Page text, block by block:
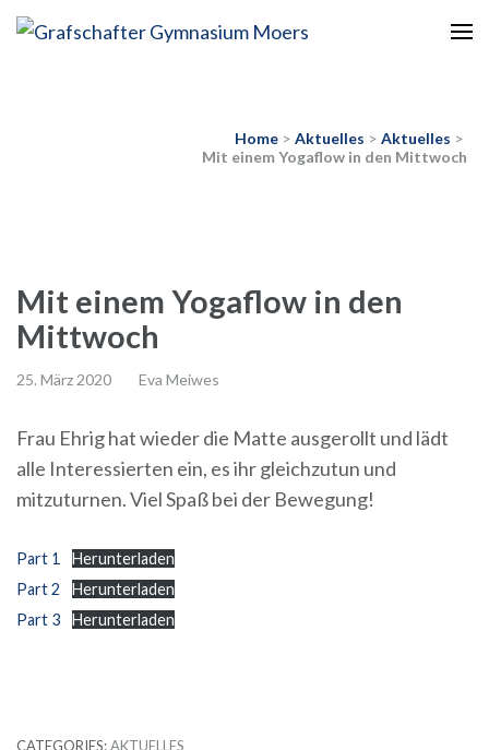
Home > Aktuelles > Aktuelles >
Mit einem Yogaflow in den Mittwoch
Mit einem Yogaflow in den
Mittwoch
25. März 2020 Eva Meiwes
Frau Ehrig hat wieder die Matte ausgerollt und lädt
alle Interessierten ein, es ihr gleichzutun und
mitzuturnen. Viel Spaß bei der Bewegung!
Part 1
Herunterladen
Part 2
Herunterladen
Part 3
Herunterladen
CATEGORIES:AKTUELLES